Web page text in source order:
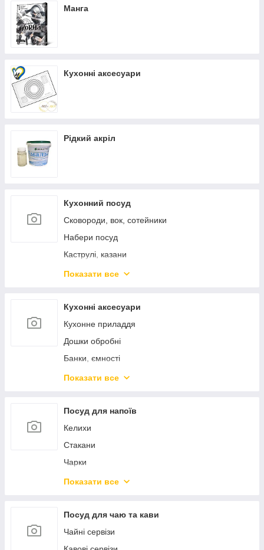
Манга
Кухонні аксесуари
Рідкий акріл
Кухонний посуд
Сковороди, вок, сотейники
Набери посуд
Каструлі, казани
Каструлі з нержавіючої сталі
Ковші
Чайники
Турки
Миски
Марміти
Форми для випікання
Силіконові форми
Показати все
Кухонні аксесуари
Кухонне приладдя
Дошки обробні
Банки, ємності
Контейнери для продуктів
Ножі кухонні
Точила для ножів
Підставки та колоди для ножів
Сито, сушарки, друшляки
Тертки, овочерізки, подрібнювачі
Кавомолки
Кавоварки
Хлібниці
Показати все
Посуд для напоїв
Келихи
Стакани
Чарки
Стопки
Глечики, графіни
Декантери
Штофи
Показати все
Посуд для чаю та кави
Чайні сервізи